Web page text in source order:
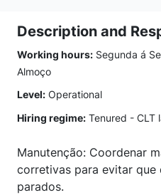
Description and
Working hours: Segunda á
Almoço
Level: Operational
Hiring regime: Tenured - CLT
Manutenção: Coordenar
corretivas para evitar que
parados.